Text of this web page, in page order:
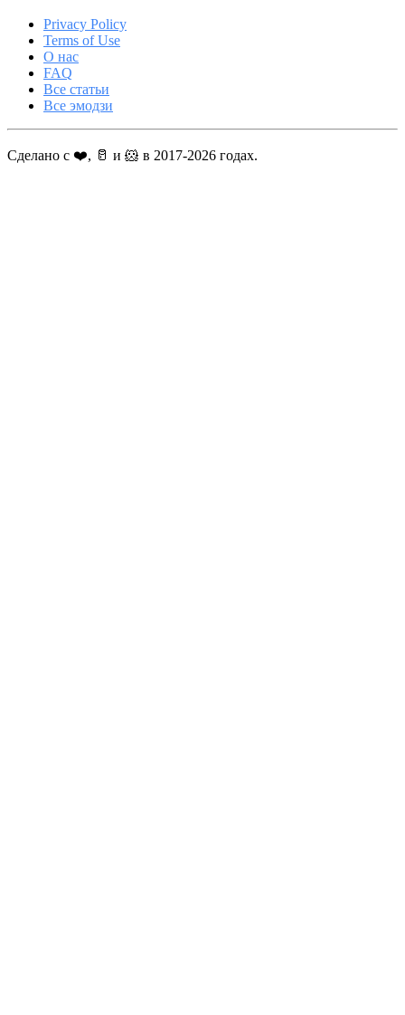
Privacy Policy
Terms of Use
О нас
FAQ
Все статьи
Все эмодзи
Сделано с ❤️, 🥛 и 🐹 в 2017-2026 годах.